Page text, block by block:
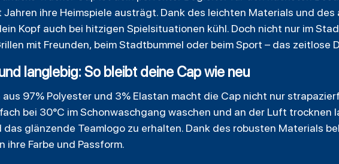
ihre Heimspiele austrägt. Dank des leichten Materials und
Kopf auch bei hitzigen Spielsituationen kühl. Doch nicht nur im
mit Freunden, beim Stadtbummel oder beim Sport – das zeitlose
langlebig: So bleibt deine Cap wie neu
aus 97% Polyester und 3% Elastan macht die Cap nicht nur
bei 30°C im Schonwaschgang waschen und an der Luft trocknen
das glänzende Teamlogo zu erhalten. Dank des robusten Materials
ihre Farbe und Passform.